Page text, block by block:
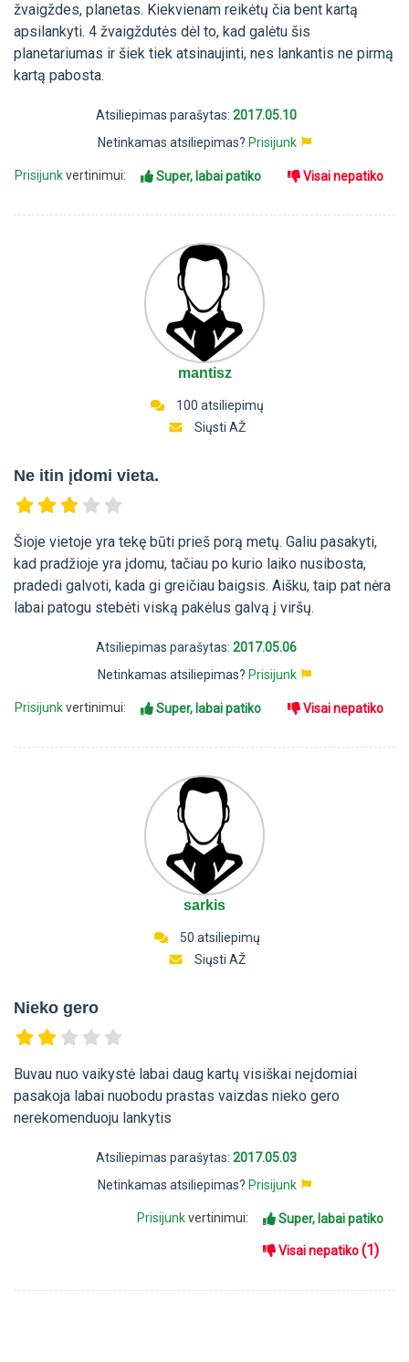
žvaigždes, planetas. Kiekvienam reikėtų čia bent kartą
apsilankyti. 4 žvaigždutės dėl to, kad galėtu šis
planetariumas ir šiek tiek atsinaujinti, nes lankantis ne pirmą
kartą pabosta.
Atsiliepimas parašytas: 2017.05.10
Netinkamas atsiliepimas? Prisijunk
Prisijunkvertinimui: Super, labai patiko Visai nepatiko
mantisz
100 atsiliepimų
Siųsti AŽ
Ne itin įdomi vieta.
Šioje vietoje yra tekę būti prieš porą metų. Galiu pasakyti,
kad pradžioje yra įdomu, tačiau po kurio laiko nusibosta,
pradedi galvoti, kada gi greičiau baigsis. Aišku, taip pat nėra
labai patogu stebėti viską pakėlus galvą į viršų.
Atsiliepimas parašytas: 2017.05.06
Netinkamas atsiliepimas? Prisijunk
Prisijunkvertinimui: Super, labai patiko Visai nepatiko
sarkis
50 atsiliepimų
Siųsti AŽ
Nieko gero
Buvau nuo vaikystė labai daug kartų visiškai neįdomiai
pasakoja labai nuobodu prastas vaizdas nieko gero
nerekomenduoju lankytis
Atsiliepimas parašytas: 2017.05.03
Netinkamas atsiliepimas? Prisijunk
Prisijunkvertinimui: Super, labai patiko
Visai nepatiko(1)